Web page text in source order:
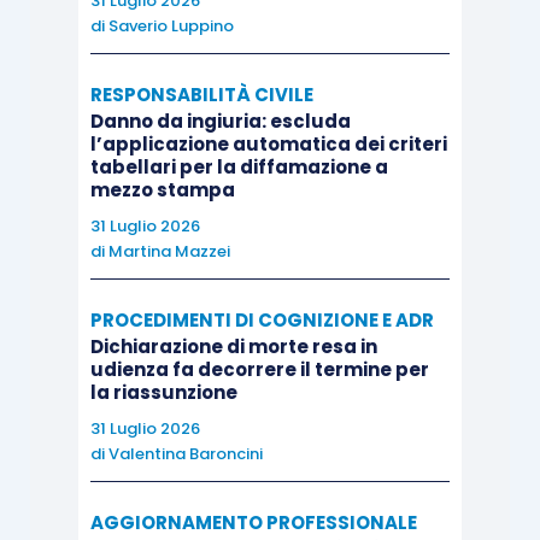
Con il cd. “pacchetto sicurezza” del 2008
Legislatore ha introdotto l’art. 12, co. 5 bis. Tale
disposizione costituisce una figura autonoma di
reato che punisce con la reclusione da sei mesi a
tre anni “chiunque a titolo oneroso, al fine di trarre
ingiusto profitto, dà alloggio ovvero cede, anche in
locazione, un immobile ad uno straniero che sia
privo di titolo di soggiorno al momento della stipula
o del rinnovo del contratto di locazione”.
commissione di tale delitto, determina rilevanti
conseguenze patrimoniali in quanto
sanzione accessoria della confisca
dell’immobile, ossia la definitiva privazione
12 co. 5 bis, nella seconda parte stabilisce che
di Saverio Luppino
RESPONSABILITÀ CIVILE
Danno da ingiuria: escluda
l’applicazione automatica dei criteri
tabellari per la diffamazione a
mezzo stampa
31 Luglio 2026
di Martina Mazzei
PROCEDIMENTI DI COGNIZIONE E ADR
Dichiarazione di morte resa in
udienza fa decorrere il termine per
la riassunzione
31 Luglio 2026
diValentina Baroncini
AGGIORNAMENTO PROFESSIONALE